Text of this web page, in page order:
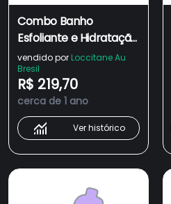
Combo Banho
Esfoliante e Hidratação
Romã
vendido por Loccitane Au
Bresil
R$ 219,70
cerca de 1 ano
Ver histórico